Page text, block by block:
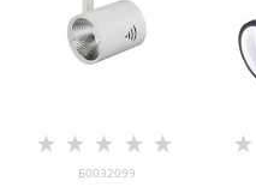
Б0032099